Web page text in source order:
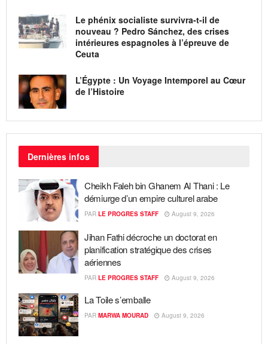
Le phénix socialiste survivra-t-il de
nouveau ? Pedro Sánchez, des crises
intérieures espagnoles à l’épreuve de
Ceuta
L’Égypte : Un Voyage Intemporel au Cœur
de l’Histoire
Dernières infos
Cheikh Faleh bin Ghanem Al Thani : Le
démiurge d’un empire culturel arabe
PAR LE PROGRES STAFF August 9, 2026
Jihan Fathi décroche un doctorat en
planification stratégique des crises
aériennes
PAR LE PROGRES STAFF August 9, 2026
La Toile s’emballe
PAR MARWA MOURAD August 9, 2026